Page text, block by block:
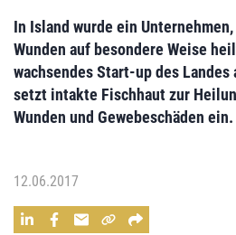
In Island wurde ein
Wunden auf besondere Weise
wachsendes Start-updes Landes
setzt intakte Fischhautzur
Wunden und Gewebeschäden ein.
12.06.2017